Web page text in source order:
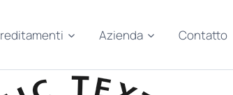
Azienda Contatto